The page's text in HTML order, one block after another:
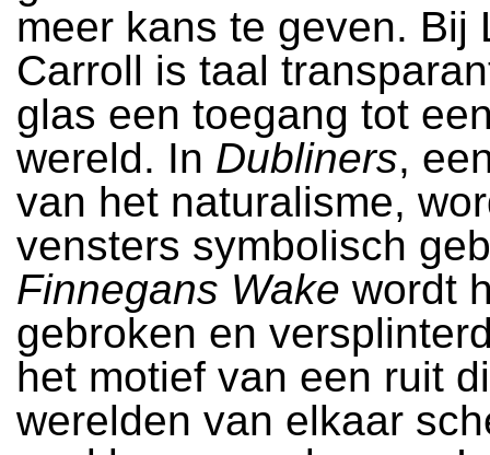
meer kans te geven. Bij
Carroll is taal
glas een toegang tot
wereld. In Dubliners,
van het naturalisme,
vensters symbolisch
Finnegans Wake wordt
gebroken en
het motief van een ruit
werelden van elkaar